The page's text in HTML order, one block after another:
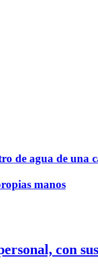
de agua de una
manos
con